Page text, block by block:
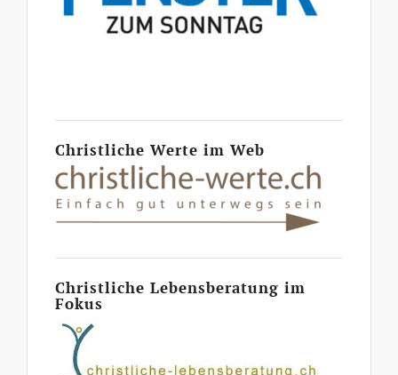
Christliche Werte im Web
Christliche Lebensberatung im
Fokus